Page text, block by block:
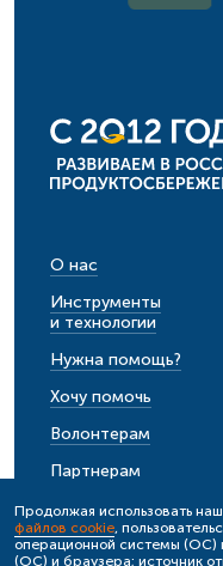
О нас
Инструменты
и технологии
Нужна помощь?
Хочу помочь
Волонтерам
Партнерам
События
Новости
Продолжая использовать
файлов cookie,
операционной системы (ОС)
(ОС) и браузера; источник